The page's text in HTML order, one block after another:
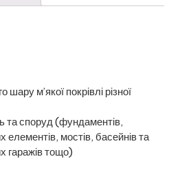
м’якої покрівлі різної
та споруд (фундаментів,
елементів, мостів, басейнів та
гаражів тощо)